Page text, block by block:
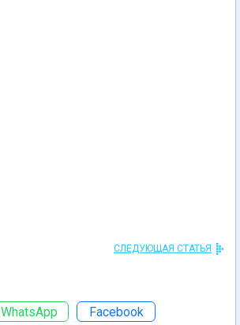
СЛЕДУЮЩАЯ СТАТЬЯ
WhatsApp Facebook